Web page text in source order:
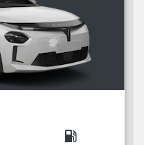
local_gas_station